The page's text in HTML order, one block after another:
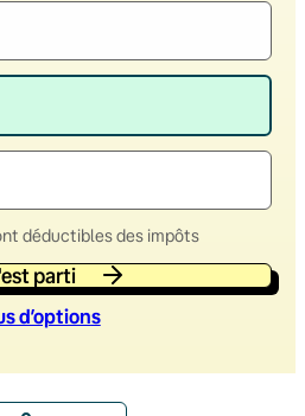
déductibles des impôts
parti
d’options